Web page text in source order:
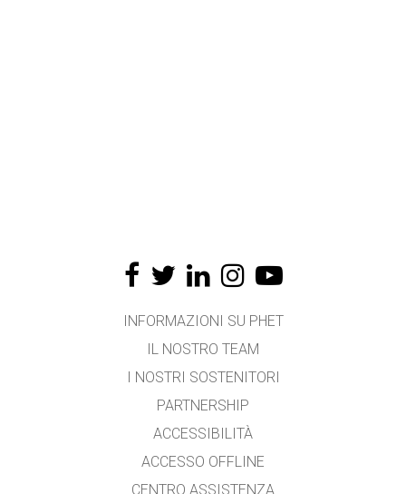
INFORMAZIONI SU PHET
IL NOSTRO TEAM
I NOSTRI SOSTENITORI
PARTNERSHIP
ACCESSIBILITÀ
ACCESSO OFFLINE
CENTRO ASSISTENZA